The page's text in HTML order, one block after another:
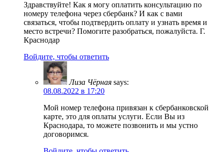
Здравствуйте! Как я могу оплатить консультацию по
номеру телефона через сбербанк? И как с вами
связаться, чтобы подтвердить оплату и узнать время и
место встречи? Помогите разобраться, пожалуйста. Г.
Краснодар
Войдите, чтобы ответить
Лиза Чёрная says:
08.08.2022 в 17:20
Мой номер телефона привязан к сбербанковской
карте, это для оплаты услуги. Если Вы из
Краснодара, то можете позвонить и мы устно
договоримся.